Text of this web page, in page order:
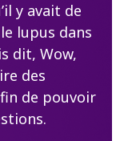
y avait de
lupus dans
dit, Wow,
des
de pouvoir